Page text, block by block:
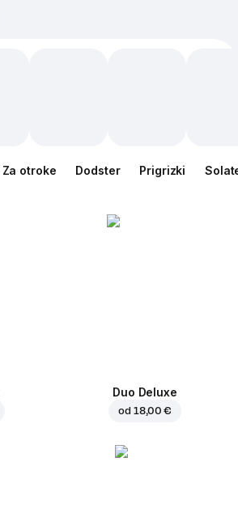
Za otroke Dodster Prigrizki
Duo Deluxe
od 18,00 €